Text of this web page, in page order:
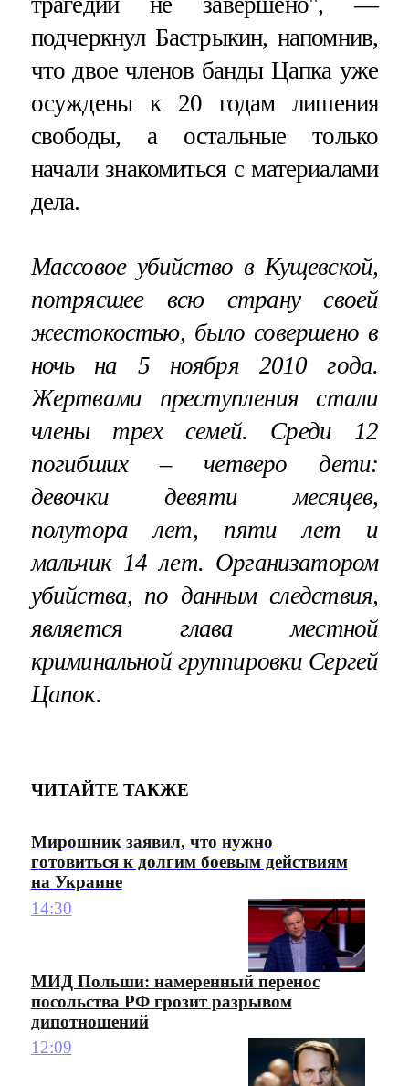
подчеркнул Бастрыкин, напомнив,
что двое членов банды Цапка уже
осуждены к 20 годам лишения
свободы, а остальные только
начали знакомиться с материалами
дела.
Массовое убийство в Кущевской,
потрясшее всю страну своей
жестокостью, было совершено в
ночь на 5 ноября 2010 года.
Жертвами преступления стали
члены трех семей. Среди 12
погибших – четверо дети:
девочки девяти месяцев,
полутора лет, пяти лет и
мальчик 14 лет. Организатором
убийства, по данным следствия,
является глава местной
криминальной группировки Сергей
Цапок.
ЧИТАЙТЕ ТАКЖЕ
Мирошник заявил, что нужно
готовиться к долгим боевым действиям
на Украине
14:30
МИД Польши: намеренный перенос
посольства РФ грозит разрывом
дипотношений
12:09